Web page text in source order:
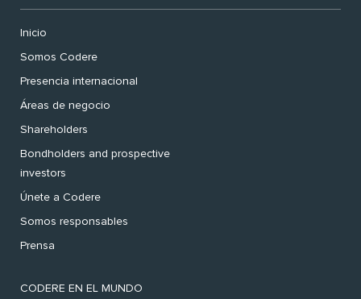
Inicio
Somos Codere
Presencia internacional
Áreas de negocio
Shareholders
Bondholders and prospective
investors
Únete a Codere
Somos responsables
Prensa
CODERE EN EL MUNDO